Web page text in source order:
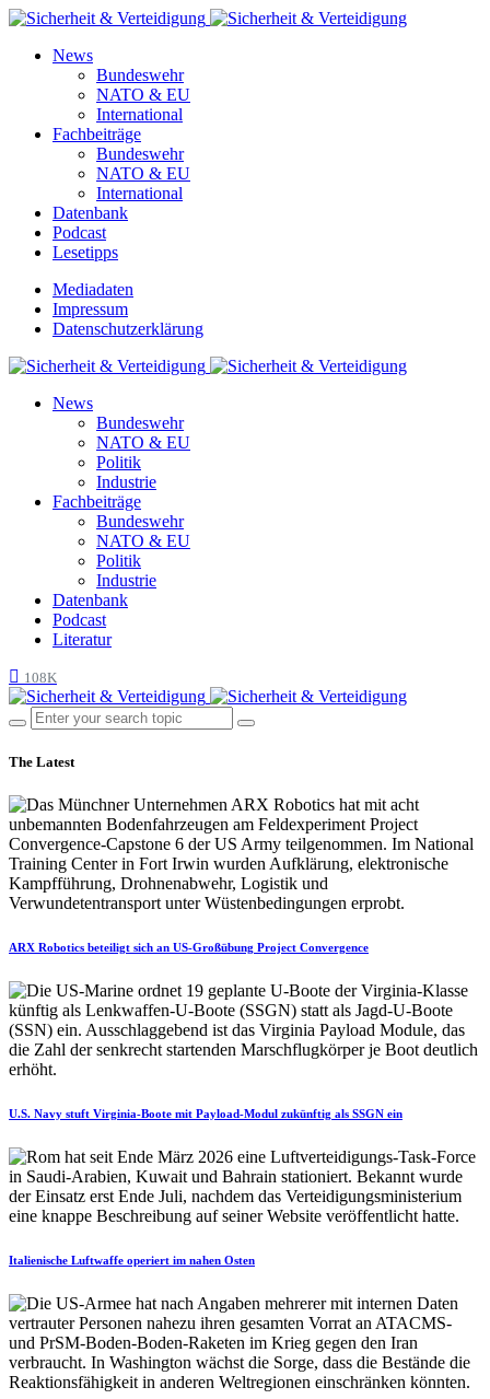
News
Bundeswehr
NATO & EU
International
Fachbeiträge
Bundeswehr
NATO & EU
International
Datenbank
Podcast
Lesetipps
Mediadaten
Impressum
Datenschutzerklärung
News
Bundeswehr
NATO & EU
Politik
Industrie
Fachbeiträge
Bundeswehr
NATO & EU
Politik
Industrie
Datenbank
Podcast
Literatur
108K
The Latest
ARX Robotics beteiligt sich an US-Großübung Project Convergence
U.S. Navy stuft Virginia-Boote mit Payload-Modul zukünftig als SSGN ein
Italienische Luftwaffe operiert im nahen Osten